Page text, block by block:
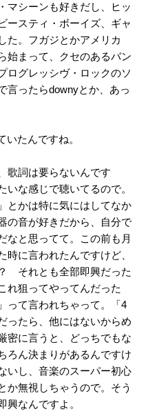
マシーンも好きだし、ヒッ
ースティ・ボーイズ、ギャ
た。フガジとかアメリカ
始まって、クセのあるバン
ログレッシヴ・ロックのソ
言ったらdownyとか、あっ
たんですね。
詞は要らないんです
いな感じで聴いてるので。
とかは特に気にはしてなか
の音が好きだから、自分で
なと思ってて。この前も月
時に言われたんですけど、
それとも全部即興だった
狙ってやってんだった
って言われちゃって。「4
ったら、他にはないからめ
密に言うと、どっちでもな
ろん決まりがあるんですけ
いし、音楽のスーパー初心
か無視しちゃうので。そう
興なんですよ。